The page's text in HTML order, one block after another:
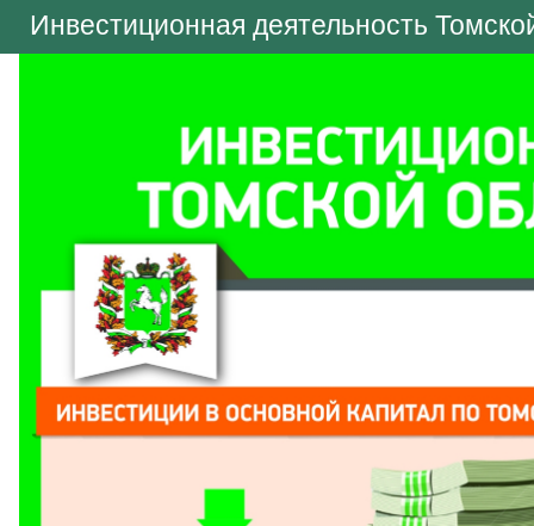
Инвестиционная деятельность